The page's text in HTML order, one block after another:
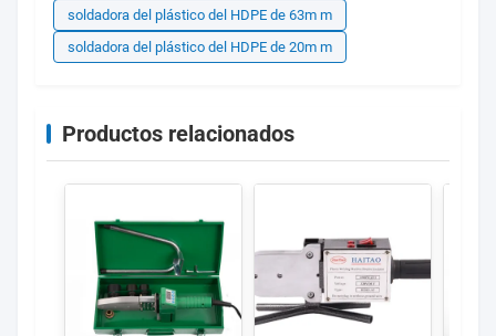
soldadora del plástico del HDPE de 63m m
soldadora del plástico del HDPE de 20m m
Productos relacionados